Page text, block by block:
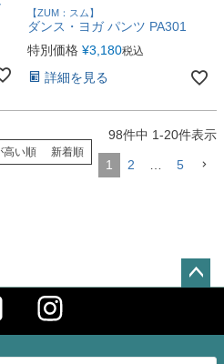
【ZUM：スム】
ダンス・ヨガ パンツ PA301
特別価格 ¥3,180税込
詳細を見る
高い順 新着順
98件中 1-20件表示
1 2 5
ップ
へ